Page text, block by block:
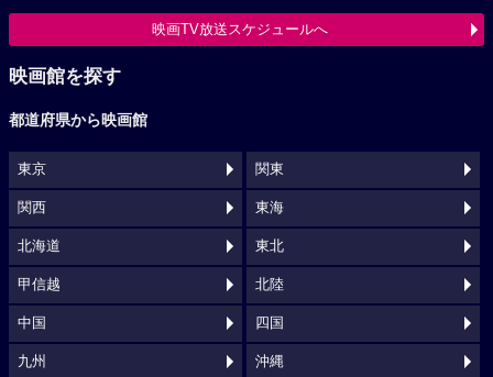
映画TV放送スケジュールへ
映画館を探す
都道府県から映画館
東京 関東
関西 東海
北海道 東北
甲信越 北陸
中国 四国
九州 沖縄